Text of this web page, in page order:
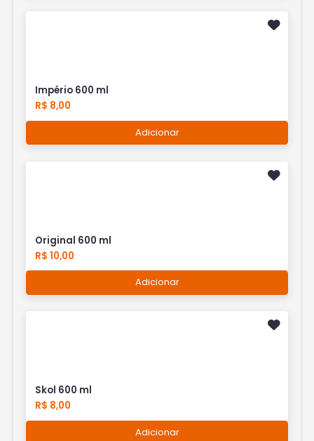
Império 600 ml
R$ 8,00
Adicionar
Original 600 ml
R$ 10,00
Adicionar
Skol 600 ml
R$ 8,00
Adicionar